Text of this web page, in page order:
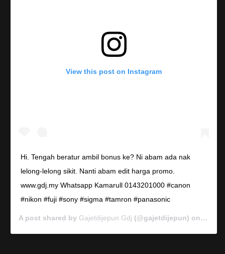
View this post on Instagram
Hi. Tengah beratur ambil bonus ke? Ni abam ada nak
lelong-lelong sikit. Nanti abam edit harga promo.
www.gdj.my Whatsapp Kamarull 0143201000 #canon
#nikon #fuji #sony #sigma #tamron #panasonic
A post shared by Gajetdijepun Gdj (@gajetdijepun) on Jan 7,